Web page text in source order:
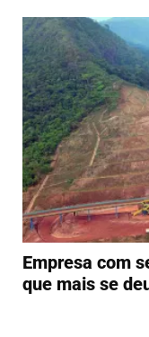
Empresa com
que mais se